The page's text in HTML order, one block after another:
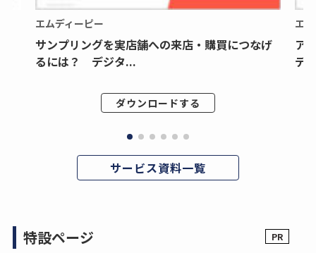
エムディーピー
サンプリングを実店舗への来店・購買につなげ
るには？ デジタ...
ダウンロードする
エ
ア
デ
サービス資料一覧
特設ページ